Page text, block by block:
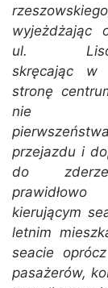
wyjeżdżając
ul.
skręcając
stronę
nie
pierwszeństwa
przejazdu i
do
prawidłowo
kierującym
letnim
seacie
pasażerów,